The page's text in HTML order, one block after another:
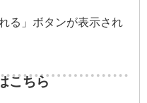
る」ボタンが表示され
こちら